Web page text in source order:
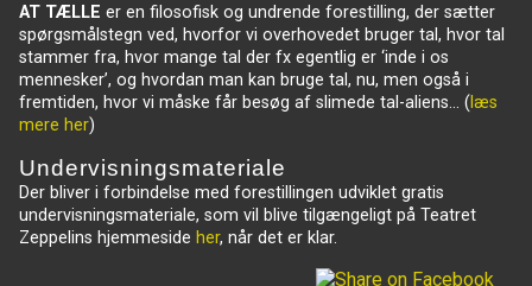
AT TÆLLE er en filosofisk og undrende forestilling, der sætter
spørgsmålstegn ved, hvorfor vi overhovedet bruger tal, hvor tal
stammer fra, hvor mange tal der fx egentlig er ‘inde i os
mennesker’, og hvordan man kan bruge tal, nu, men også i
fremtiden, hvor vi måske får besøg af slimede tal-aliens… ( læs
mere her)
Undervisningsmateriale
Der bliver i forbindelse med forestillingen udviklet gratis
undervisningsmateriale, som vil blive tilgængeligt på Teatret
Zeppelins hjemmeside her, når det er klar.